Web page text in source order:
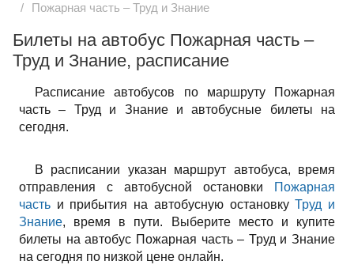
Пожарная часть – Труд и Знание
Билеты на автобус Пожарная часть –
Труд и Знание, расписание
Расписание автобусов по маршруту Пожарная
часть – Труд и Знание и автобусные билеты на
сегодня.
В расписании указан маршрут автобуса, время
отправления с автобусной остановки
Пожарная
часть и прибытия на автобусную остановкуТруд и
Знание, время в пути. Выберите место и купите
билеты на автобус Пожарная часть – Труд и Знание
на сегодня по низкой цене онлайн.